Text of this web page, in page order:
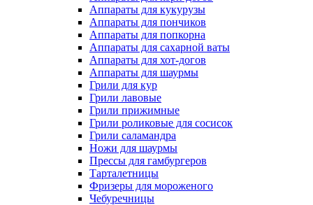
Аппараты для кукурузы
Аппараты для пончиков
Аппараты для попкорна
Аппараты для сахарной ваты
Аппараты для хот-догов
Аппараты для шаурмы
Грили для кур
Грили лавовые
Грили прижимные
Грили роликовые для сосисок
Грили саламандра
Ножи для шаурмы
Прессы для гамбургеров
Тарталетницы
Фризеры для мороженого
Чебуречницы